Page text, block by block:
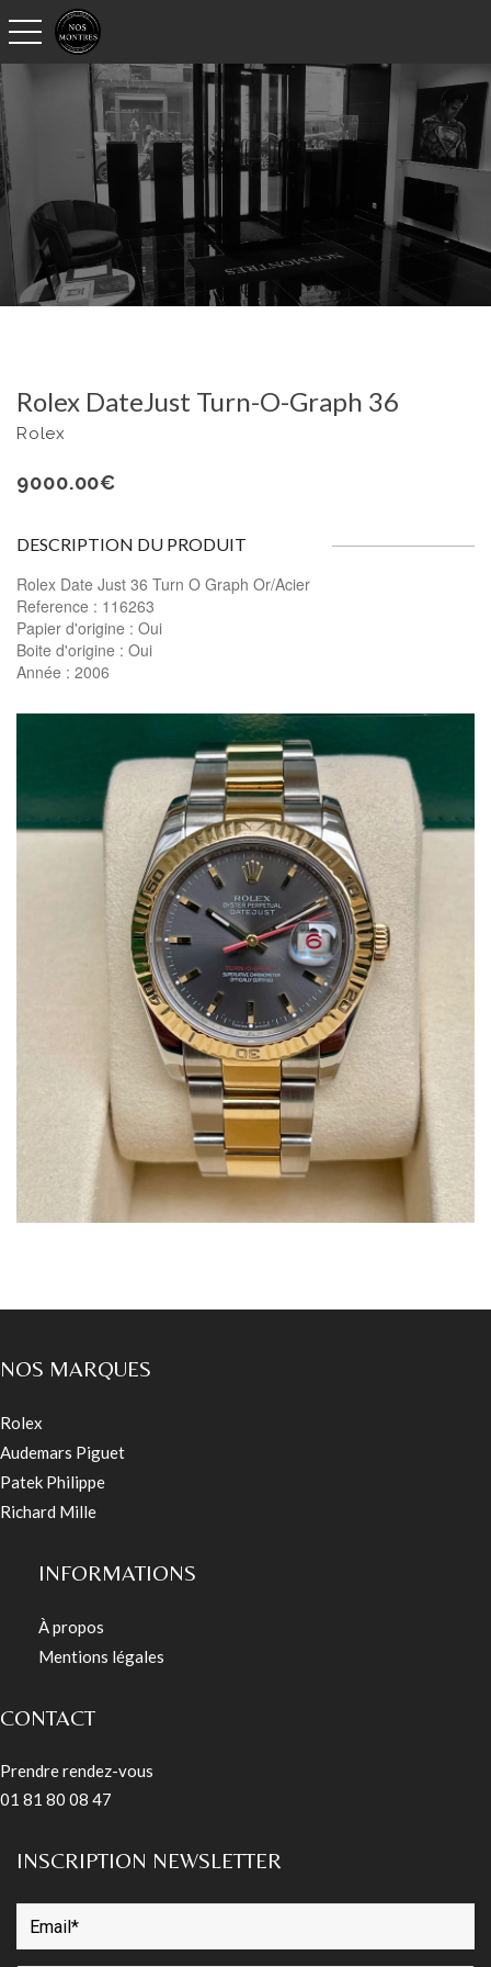
toggle navigation
Rolex DateJust Turn-O-Graph 36
Rolex
9000.00€
DESCRIPTION DU PRODUIT
Rolex Date Just 36 Turn O Graph Or/Acier
Reference : 116263
Papier d'origine : Oui
Boite d'origine : Oui
Année : 2006
NOS MARQUES
Rolex
Audemars Piguet
Patek Philippe
Richard Mille
INFORMATIONS
À propos
Mentions légales
CONTACT
Prendre rendez-vous
01 81 80 08 47
INSCRIPTION NEWSLETTER